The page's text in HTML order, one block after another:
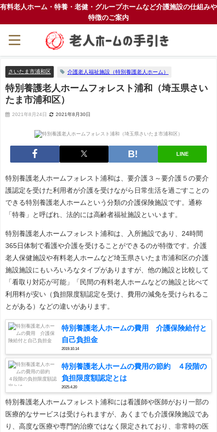
有料老人ホーム・特養・老健・グループホームなど介護施設の仕組みや
特徴のご案内
さいたま市浦和区 介護老人福祉施設（特別養護老人ホーム）
特別養護老人ホームフォレスト浦和（埼玉県さい
たま市浦和区）
2021年8月24日 2021年8月30日
LINE
特別養護老人ホームフォレスト浦和は、要介護３～要介護５の要介
護認定を受けた利用者が介護を受けながら日常生活を過ごすことの
できる特別養護老人ホームという分類の介護保険施設です。通称
「特養」と呼ばれ、法的には高齢者福祉施設といいます。
特別養護老人ホームフォレスト浦和は、入所施設であり、24時間
365日体制で看護や介護を受けることができるのが特徴です。介護
老人保健施設や有料老人ホームなど埼玉県さいたま市浦和区の介護
施設施設にもいろいろなタイプがありますが、他の施設と比較して
「看取り対応が可能」「民間の有料老人ホームなどの施設と比べて
利用料が安い（負担限度額認定を受け、費用の減免を受けられるこ
とがある）などの違いがあります。
特別養護老人ホームの費用 介護保険給付と
自己負担金
2019.10.14
特別養護老人ホームの費用の節約 ４段階の
負担限度額認定とは
2025.4.20
特別養護老人ホームフォレスト浦和には看護師や医師がおり一部の
医療的なサービスは受けられますが、あくまでも介護保険施設であ
り、高度な医療や専門的治療ではなく限定されており、非常時の医